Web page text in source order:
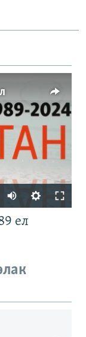
720p
ел